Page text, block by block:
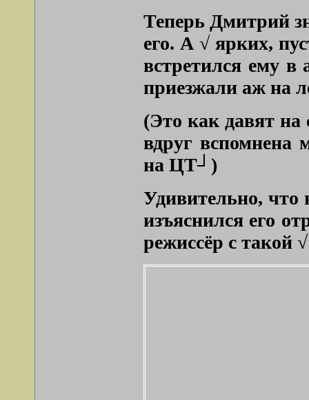
Теперь Дмитрий
его. А √ ярких,
встретился ему в
приезжали аж на
(Это как давят
вдруг вспомнена
на ЦТ┘)
Удивительно, что
изъяснился его
режиссёр с такой